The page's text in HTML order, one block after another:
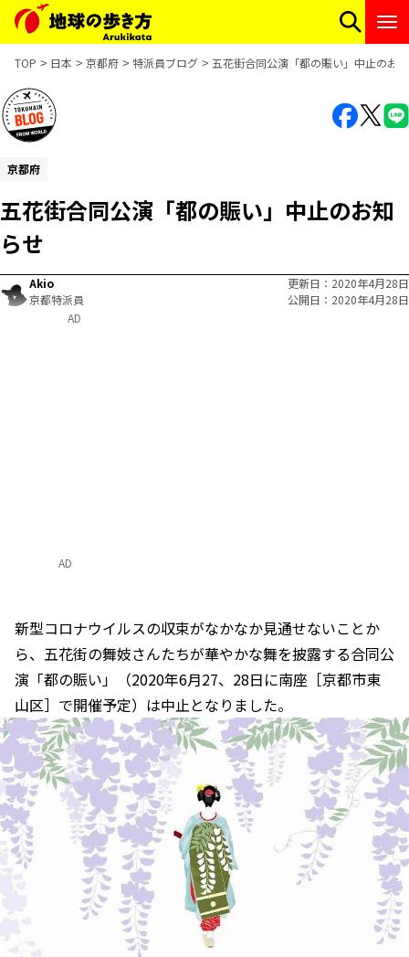
TOP 日本 京都府 特派員ブログ 五花街合同公演「都の賑い」中止のお
京都府
五花街合同公演「都の賑い」中止のお知
らせ
Akio
京都特派員
更新日
2020年4月28日
公開日
2020年4月28日
AD
新型コロナウイルスの収束がなかなか見通せないことか
ら、五花街の舞妓さんたちが華やかな舞を披露する合同公
演「都の賑い」（2020年6月27、28日に南座［京都市東
山区］で開催予定）は中止となりました。
AD